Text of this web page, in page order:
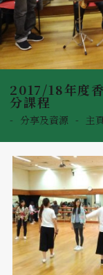
2017/18年度
分課程
- 分享及資源 - 主